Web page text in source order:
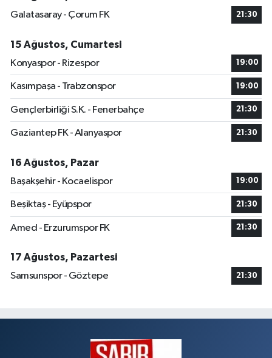
Galatasaray - Çorum FK
21:30
15 Ağustos, Cumartesi
Konyaspor - Rizespor
19:00
Kasımpaşa - Trabzonspor 19:00
Gençlerbirliği S.K. - Fenerbahçe 21:30
Gaziantep FK - Alanyaspor 21:30
16 Ağustos, Pazar
Başakşehir - Kocaelispor
19:00
Beşiktaş - Eyüpspor 21:30
Amed - Erzurumspor FK 21:30
17 Ağustos, Pazartesi
Samsunspor - Göztepe
21:30